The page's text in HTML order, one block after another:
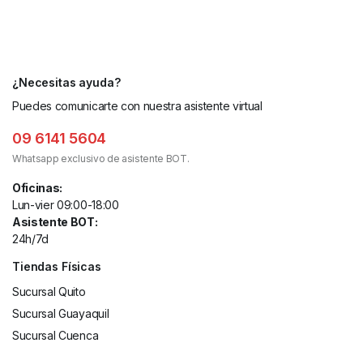
¿Necesitas ayuda?
Puedes comunicarte con nuestra asistente virtual
09 6141 5604
Whatsapp exclusivo de asistente BOT.
Oficinas:
Lun-vier 09:00-18:00
Asistente BOT:
24h/7d
Tiendas Físicas
Sucursal Quito
Sucursal Guayaquil
Sucursal Cuenca